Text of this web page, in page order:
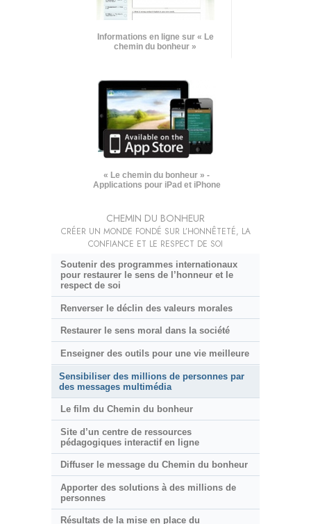
Informations en ligne sur « Le
chemin du bonheur »
« Le chemin du bonheur » -
Applications pour iPad et iPhone
CHEMIN DU BONHEUR
CRÉER UN MONDE FONDÉ SUR L’HONNÊTETÉ, LA
CONFIANCE ET LE RESPECT DE SOI
Soutenir des programmes internationaux
pour restaurer le sens de l’honneur et le
respect de soi
Renverser le déclin des valeurs morales
Restaurer le sens moral dans la société
Enseigner des outils pour une vie meilleure
Sensibiliser des millions de personnes par
des messages multimédia
Le film du Chemin du bonheur
Site d’un centre de ressources
pédagogiques interactif en ligne
Diffuser le message du Chemin du bonheur
Apporter des solutions à des millions de
personnes
Résultats de la mise en place du